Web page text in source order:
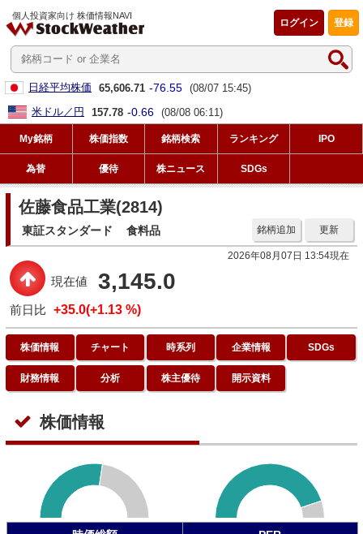
個人投資家向け 株価情報NAVI
登録
ログイン
日経平均株価 65,606.71 -76.55 (08/07 15:45)
米ドル／円
157.78 -0.66 (08/08 06:11)
My銘柄 株価指数 銘柄検索 ランキング IPO
為替 優待 株ニュース SDGs
佐藤食品工業(2814)
東証スタンダード 食料品 更新
銘柄追加
2026年08月07日 13:54現在
現在値 3,145.0
前日比 +35.0(+1.13 %)
株価情報 チャート 時系列 企業情報 SDGs
財務情報 分析 株主優待 開示資料
株価情報